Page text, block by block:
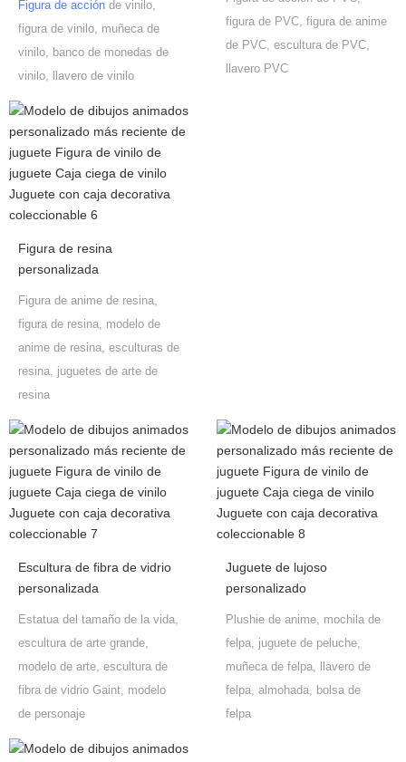
Figura de acción de vinilo,
figura de vinilo, muñeca de
vinilo, banco de monedas de
vinilo, llavero de vinilo
figura de PVC, figura de anime
de PVC, escultura de PVC,
llavero PVC
Figura de resina
personalizada
Figura de anime de resina,
figura de resina, modelo de
anime de resina, esculturas de
resina, juguetes de arte de
resina
Escultura de fibra de vidrio
personalizada
Estatua del tamaño de la vida,
escultura de arte grande,
modelo de arte, escultura de
fibra de vidrio Gaint, modelo
de personaje
Juguete de lujoso
personalizado
Plushie de anime, mochila de
felpa, juguete de peluche,
muñeca de felpa, llavero de
felpa, almohada, bolsa de
felpa